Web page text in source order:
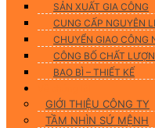
SẢN XUẤT GIA CÔNG
CUNG CẤP NGUYÊN
CHUYỂN GIAO CÔNG
CÔNG BỐ CHẤT
BAO BÌ – THIẾT KẾ
GIỚI THIỆU CÔNG TY
TẦM NHÌN SỨ MỆNH